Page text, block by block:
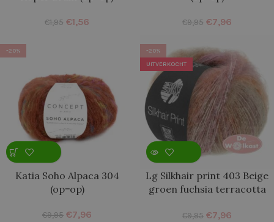
€1,95 €1,56 €9,95 €7,96
-20%
Katia Soho Alpaca 304
(op=op)
€9,95 €7,96
-20%
UITVERKOCHT
Lg Silkhair print 403 Beige
groen fuchsia terracotta
€9,95 €7,96